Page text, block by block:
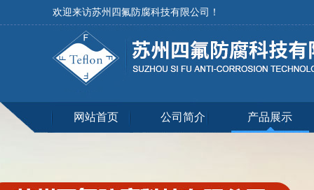
欢迎来访苏州四氟防腐科技有限公司！
网站首页 公司简介 产品展示